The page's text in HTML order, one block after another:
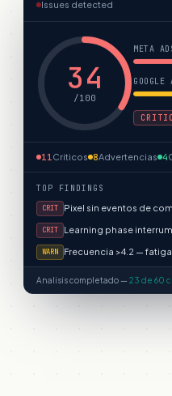
34
/100
META
GOOGLE
11 Criticos 8 Advertencias 4
TOP FINDINGS
CRIT Pixel sin eventos de
CRIT Learning phase
WARN Frecuencia >4.2 — fatiga
Analisis completado — 23 de 60